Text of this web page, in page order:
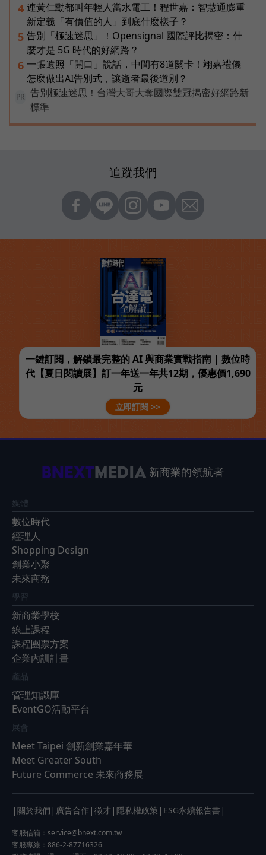
4 連黃仁勳都叫年輕人當水電工！程世嘉：智慧通膨重
新定義「有價值的人」到底什麼樣子？
5 告別「極速迷思」！Opensignal 國際評比揭密：什
麼才是 5G 時代的好網路？
6 一張遺照「開口」說話，中間有8道關卡！翊嘉禮儀
怎麼做出AI告別式，讓逝者最後道別？
PR
告別極速迷思！台灣大哥大奪國際雙冠揭密好網路新
標準
追蹤我們
一鍵訂閱，解鎖最完整的 AI 與商業實戰指南 | 數位時
代【夏日閱讀展】訂一年送一年共12期，優惠價1,690
元
立即訂閱 >>
新商業的領航者
媒體
數位時代
經理人
Shopping Design
創業小聚
未來商務
學習
新商業學校
線上課程
課程團票方案
企業內訓計畫
產品
管理知識庫
EventGO活動平台
展會
Meet Taipei 創新創業嘉年華
Meet Greater South
Future Commerce 未來商務展
| 關於我們 | 廣告合作 | 徵才 | 隱私權政策 | ESG永續報告書 |
客服信箱： service@bnext.com.tw
客服專線：886-2-87716326